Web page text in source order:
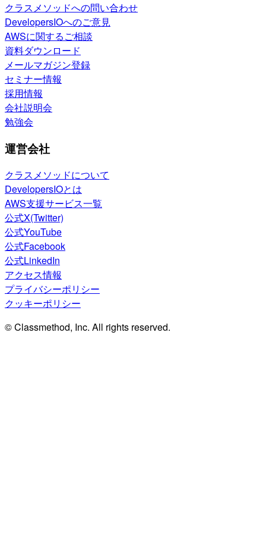
クラスメソッドへの問い合わせ
DevelopersIOへのご意見
AWSに関するご相談
資料ダウンロード
メールマガジン登録
セミナー情報
採用情報
会社説明会
勉強会
運営会社
クラスメソッドについて
DevelopersIOとは
AWS支援サービス一覧
公式X(Twitter)
公式YouTube
公式Facebook
公式LinkedIn
アクセス情報
プライバシーポリシー
クッキーポリシー
© Classmethod, Inc. All rights reserved.